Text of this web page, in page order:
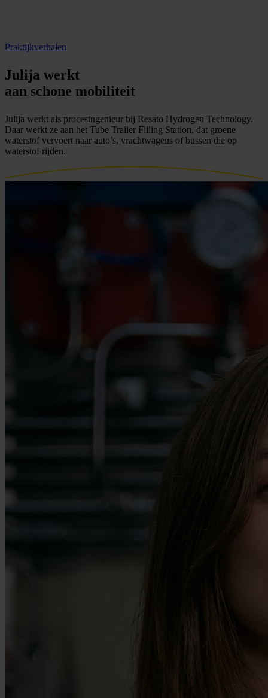
Praktijkverhalen
Julija werkt
aan schone mobiliteit
Julija werkt als procesingenieur bij Resato Hydrogen Technology.
Daar werkt ze aan het Tube Trailer Filling Station, dat groene
waterstof vervoert naar auto’s, vrachtwagens of bussen die op
waterstof rijden.